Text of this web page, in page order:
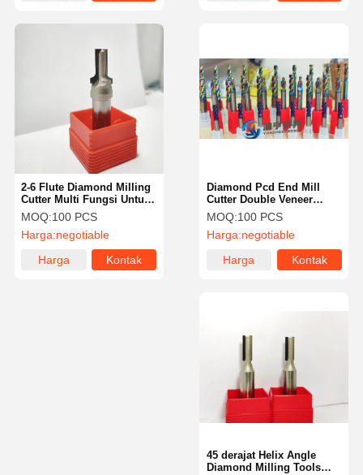
Video
Tentang
Diamond Pcd End Mill
Cutter Double Veneer
Highlight Plate Cutting
dan Slotting Masonry
Knife Engraving
MOQ:100 PCS
Harga:negotiable
Harga
Kontak
2-6 Flute Diamond Milling
Cutter Multi Fungsi Untuk
Memotong
MOQ:100 PCS
Harga:negotiable
Harga
Kontak
45 derajat Helix Angle
Diamond Milling Tools